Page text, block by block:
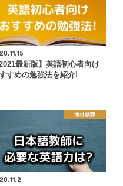
2021最新版】英語初心者向け
すめの勉強法を紹介!
海外就職